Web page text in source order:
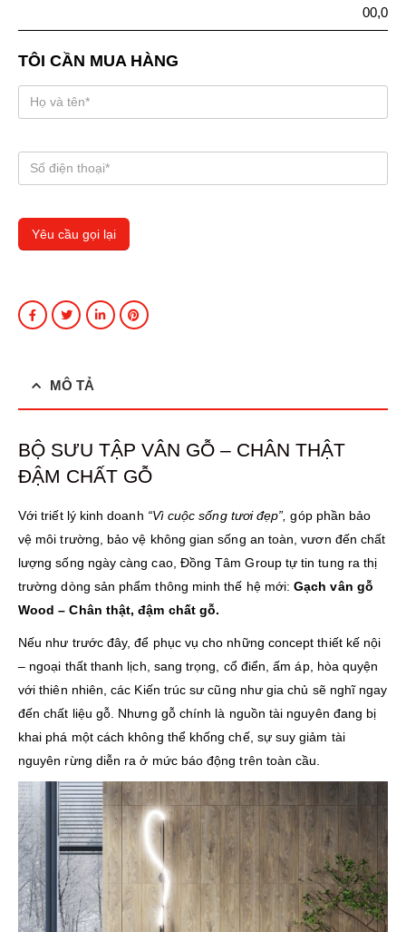
00,0
TÔI CẦN MUA HÀNG
MÔ TẢ
BỘ SƯU TẬP VÂN GỖ – CHÂN THẬT
ĐẬM CHẤT GỖ
Với triết lý kinh doanh “Vì cuộc sống tươi đẹp”, góp phần bảo
vệ môi trường, bảo vệ không gian sống an toàn, vươn đến chất
lượng sống ngày càng cao, Đồng Tâm Group tự tin tung ra thị
trường dòng sản phẩm thông minh thế hệ mới:Gạch vân gỗ
Wood – Chân thật, đậm chất gỗ.
Nếu như trước đây, để phục vụ cho những concept thiết kế nội
– ngoại thất thanh lịch, sang trọng, cổ điển, ấm áp, hòa quyện
với thiên nhiên, các Kiến trúc sư cũng như gia chủ sẽ nghĩ ngay
đến chất liệu gỗ. Nhưng gỗ chính là nguồn tài nguyên đang bị
khai phá một cách không thể khống chế, sự suy giảm tài
nguyên rừng diễn ra ở mức báo động trên toàn cầu.